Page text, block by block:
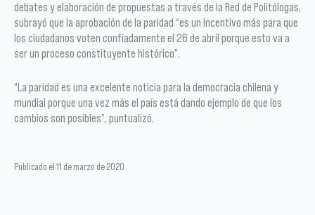
debates y elaboración de propuestas a través de la Red de Politólogas,
subrayó que la aprobación de la paridad “es un incentivo más para que
los ciudadanos voten confiadamente el 26 de abril porque esto va a
ser un proceso constituyente histórico”.
“La paridad es una excelente noticia para la democracia chilena y
mundial porque una vez más el país está dando ejemplo de que los
cambios son posibles”, puntualizó.
Publicado el 11 de marzo de 2020